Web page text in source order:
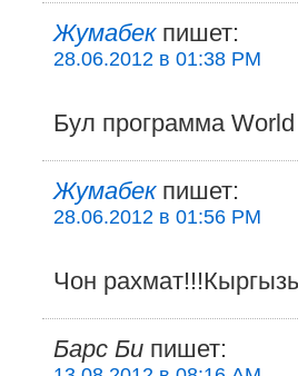
Жумабекпишет:
28.06.2012 в 01:38 PM
Бул программа
Жумабекпишет:
28.06.2012 в 01:56 PM
Чон
Барс Би пишет: